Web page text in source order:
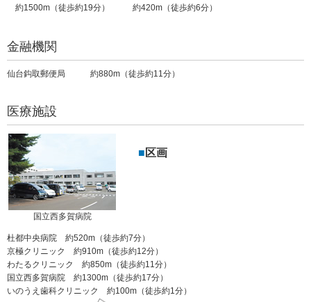
約1500m（徒歩約19分）
約420m（徒歩約6分）
金融機関
仙台鈎取郵便局 約880m（徒歩約11分）
医療施設
国立西多賀病院
杜都中央病院 約520m（徒歩約7分）
京極クリニック 約910m（徒歩約12分）
わたるクリニック 約850m（徒歩約11分）
国立西多賀病院 約1300m（徒歩約17分）
いのうえ歯科クリニック 約100m（徒歩約1分）
区画